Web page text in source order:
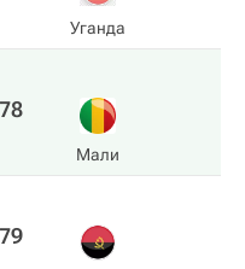
Уганда
78
Мали
79